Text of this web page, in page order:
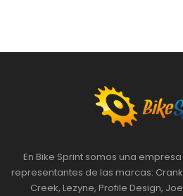
En Bike Sprint somos una
representantes de las marcas:
Creek, Lezyne, Profile Design,